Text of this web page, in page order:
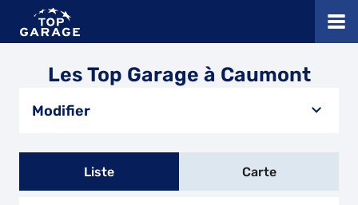
Les Top Garage à Caumont
Modifier
Liste Carte